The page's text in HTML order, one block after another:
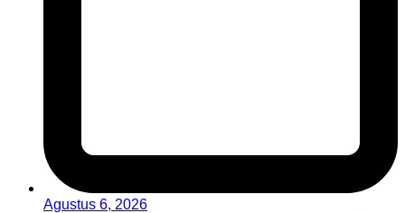
Agustus 6, 2026